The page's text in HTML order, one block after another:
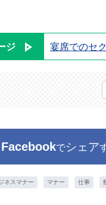
ジ 宴席でのセ
Facebookでシェア
ネスマナー マナー 仕事